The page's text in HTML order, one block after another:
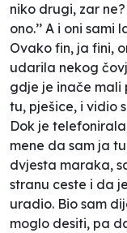
niko drugi, zar
ono.’’ A i oni
Ovako fin, ja fini,
udarila nekog
gdje je inače mali
tu, pješice, i vidio
Dok je
mene da sam ja
dvjesta maraka,
stranu ceste i da
uradio. Bio sam
moglo desiti, pa